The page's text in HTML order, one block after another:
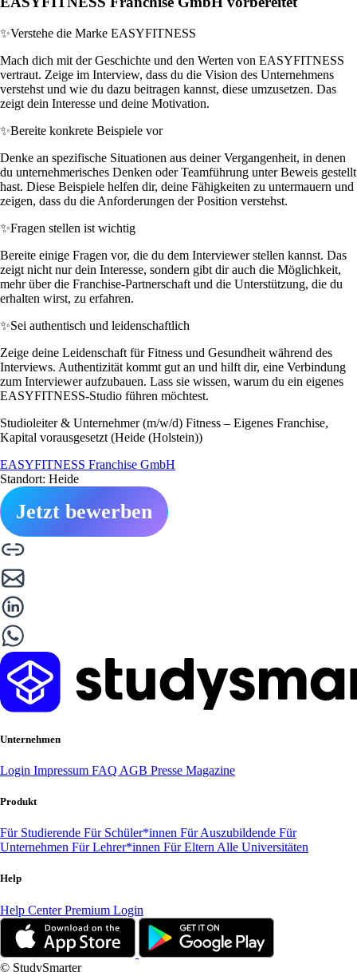
✨Verstehe die Marke EASYFITNESS
Mach dich mit der Geschichte und den Werten von EASYFITNESS
vertraut. Zeige im Interview, dass du die Vision des Unternehmens
verstehst und wie du dazu beitragen kannst, diese umzusetzen. Das
zeigt dein Interesse und deine Motivation.
✨Bereite konkrete Beispiele vor
Denke an spezifische Situationen aus deiner Vergangenheit, in denen
du unternehmerisches Denken oder Teamführung unter Beweis gestellt
hast. Diese Beispiele helfen dir, deine Fähigkeiten zu untermauern und
zeigen, dass du die Anforderungen der Position verstehst.
✨Fragen stellen ist wichtig
Bereite einige Fragen vor, die du dem Interviewer stellen kannst. Das
zeigt nicht nur dein Interesse, sondern gibt dir auch die Möglichkeit,
mehr über die Franchise-Partnerschaft und die Unterstützung, die du
erhalten wirst, zu erfahren.
✨Sei authentisch und leidenschaftlich
Zeige deine Leidenschaft für Fitness und Gesundheit während des
Interviews. Authentizität kommt gut an und hilft dir, eine Verbindung
zum Interviewer aufzubauen. Lass sie wissen, warum du ein eigenes
EASYFITNESS-Studio führen möchtest.
Studioleiter & Unternehmer (m/w/d) Fitness – Eigenes Franchise,
Kapital vorausgesetzt (Heide (Holstein))
EASYFITNESS Franchise GmbH
Standort: Heide
Jetzt bewerben
Unternehmen
Login Impressum FAQ AGB Presse Magazine
Produkt
Für Studierende Für Schüler*innen Für Auszubildende Für
Unternehmen Für Lehrer*innen Für Eltern Alle Universitäten
Help
Help CenterPremium Login
© StudySmarter